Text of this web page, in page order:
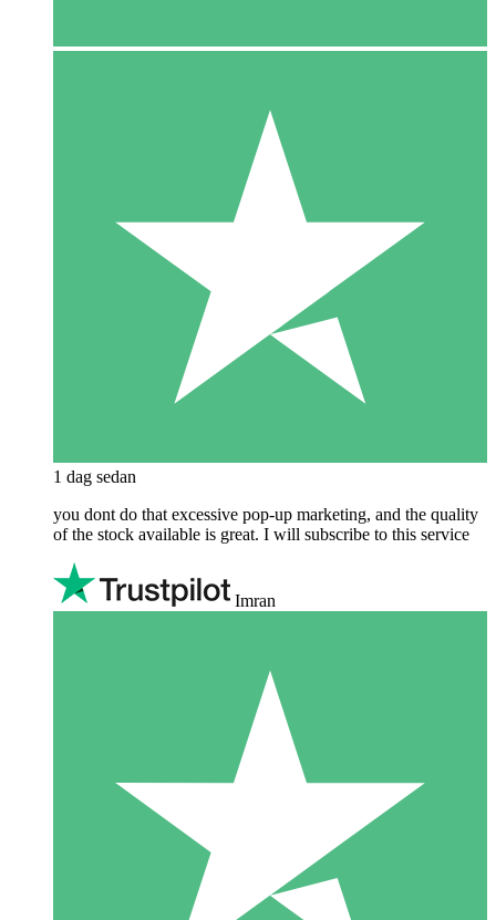
1 dag sedan
you dont do that excessive pop-up marketing, and the quality
of the stock available is great. I will subscribe to this service
Imran